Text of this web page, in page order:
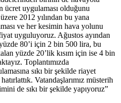
ücret uygulaması olduğunu
2012 yılından bu yana
ve her kesimin hava yolunu
uyguluyoruz. Ağustos ayından
80’i için 2 bin 500 lira, bu
yüzde 20’lik kısım için ise 4 bin
Toplantımızda
sıkı bir şekilde riayet
Vatandaşlarımız müsterih
de sıkı bir şekilde yapıyoruz”